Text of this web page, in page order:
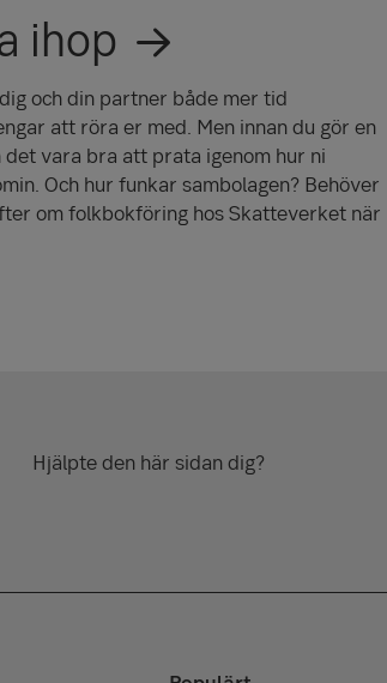
ihop
och din partner både mer tid
att röra er med. Men innan du gör en
vara bra att prata igenom hur ni
Och hur funkar sambo­­lagen? Behöver
om folk­bok­­föring hos Skatte­­verket när
Hjälpte den här sidan dig?